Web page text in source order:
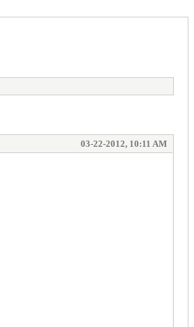
03-22-2012, 10:11 AM